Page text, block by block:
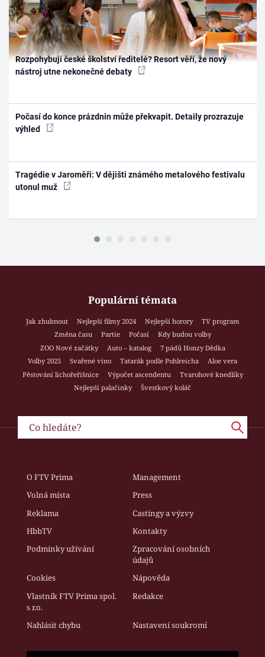
Rozpohybují české školství ředitelé? Resort věří, že nový
nástroj utne nekonečné debaty
Počasí do konce prázdnin může překvapit. Detaily prozrazuje
výhled
Tragédie v Jaroměři: V dějišti známého metalového festivalu
utonul muž
Populární témata
Jak zhubnout Nejlepší filmy 2024 Nejlepší horory
TV program
Změna času
Partie Počasí
Kdy budou volby
ZOO Nové začátky
Auto – katalog
7 pádů Honzy Dědka
Volby 2025
Svařené víno Tatarák podle Pohlreicha
Aloe vera
Pěstování lichořeřišnice
Výpočet ascendentu
Tvarohové knedlíky
Nejlepší palačinky
Švestkový koláč
O FTV Prima
Management
Volná místa
Press
Reklama
Castingy a výzvy
HbbTV
Kontakty
Podmínky užívání
Zpracování osobních
údajů
Cookies
Nápověda
Vlastník FTV Prima spol.
s r.o.
Redakce
Nahlásit chybu Nastavení soukromí